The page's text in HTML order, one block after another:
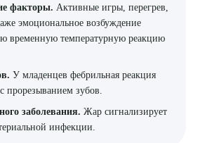
факторы. Активные игры, перегрев,
эмоциональное возбуждение
временную температурную реакцию
У младенцев фебрильная реакция
прорезыванием зубов.
заболевания.Жар сигнализирует
инфекции.